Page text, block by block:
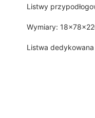
Listwy
Wymiary:
Listwa